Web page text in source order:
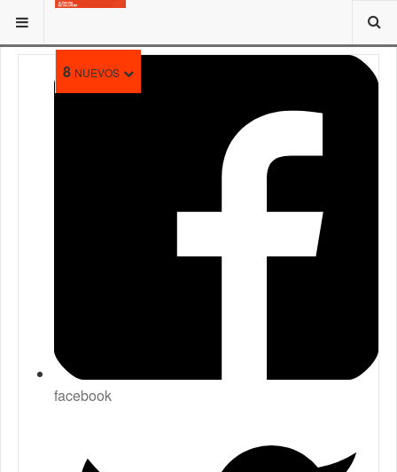
8 NUEVOS
ESTÁ AQUÍ:
facebook